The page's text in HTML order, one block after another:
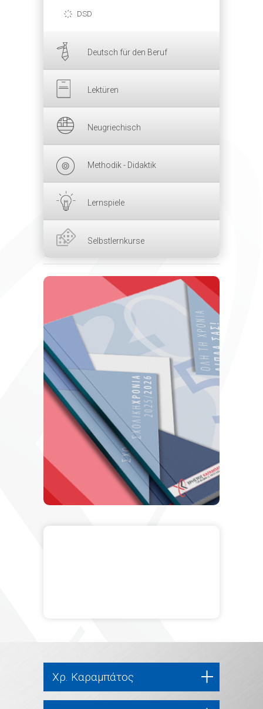
DSD
Deutsch für den Beruf
Lektüren
Neugriechisch
Methodik - Didaktik
Lernspiele
Selbstlernkurse
Χρ. Καραμπάτος